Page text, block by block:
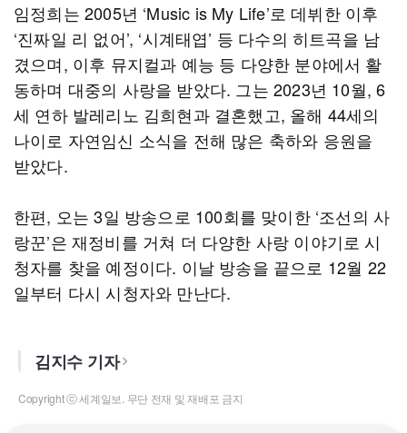
임정희는 2005년 ‘Music is My Life’로 데뷔한 이후
‘진짜일 리 없어’, ‘시계태엽’ 등 다수의 히트곡을 남
겼으며, 이후 뮤지컬과 예능 등 다양한 분야에서 활
동하며 대중의 사랑을 받았다. 그는 2023년 10월, 6
세 연하 발레리노 김희현과 결혼했고, 올해 44세의
나이로 자연임신 소식을 전해 많은 축하와 응원을
받았다.
한편, 오는 3일 방송으로 100회를 맞이한 ‘조선의 사
랑꾼’은 재정비를 거쳐 더 다양한 사랑 이야기로 시
청자를 찾을 예정이다. 이날 방송을 끝으로 12월 22
일부터 다시 시청자와 만난다.
김지수 기자
Copyright ⓒ 세계일보. 무단 전재 및 재배포 금지